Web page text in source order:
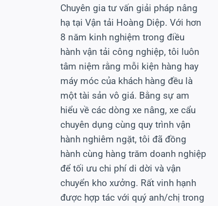
Chuyên gia tư vấn giải pháp nâng
hạ tại Vận tải Hoàng Diệp. Với hơn
8 năm kinh nghiệm trong điều
hành vận tải công nghiệp, tôi luôn
tâm niệm rằng mỗi kiện hàng hay
máy móc của khách hàng đều là
một tài sản vô giá. Bằng sự am
hiểu về các dòng xe nâng, xe cẩu
chuyên dụng cùng quy trình vận
hành nghiêm ngặt, tôi đã đồng
hành cùng hàng trăm doanh nghiệp
để tối ưu chi phí di dời và vận
chuyển kho xưởng. Rất vinh hạnh
được hợp tác với quý anh/chị trong